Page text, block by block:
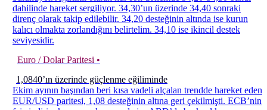
dahilinde hareket sergiliyor. 34,30’un üzerinde 34,40 sonraki
direnç olarak takip edilebilir. 34,20 desteğinin altında ise kurun
kalıcı olmakta zorlandığını belirtelim. 34,10 ise ikincil destek
seviyesidir.
Euro / Dolar Paritesi •
1,0840’ın üzerinde güçlenme eğiliminde
Ekim ayının başından beri kısa vadeli alçalan trendde hareket eden
EUR/USD paritesi, 1,08 desteğinin altına geri çekilmişti. ECB’nin